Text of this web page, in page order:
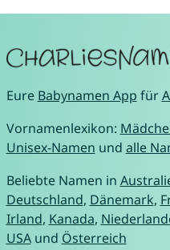
Eure Babynamen App für
Vornamenlexikon:
Unisex-Namen und alle
Beliebte Namen in
Deutschland, Dänemark,
Irland, Kanada,
USAund Österreich